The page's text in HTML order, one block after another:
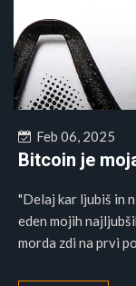
Feb 06, 2025
Bitcoin je
"Delaj kar ljubiš in
eden mojih
morda zdi na prvi